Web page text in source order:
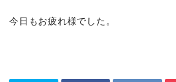
今日もお疲れ様でした。